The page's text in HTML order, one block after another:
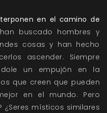
en el camino de
buscado hombres y
cosas y han hecho
ascender. Siempre
un empujón en la
que creen que pueden
en el mundo. Pero
¿Seres místicos similares